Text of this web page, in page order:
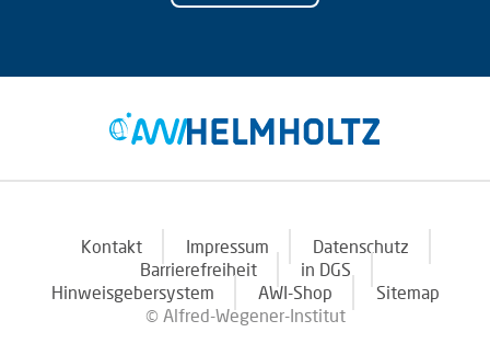
Kontakt Impressum
Datenschutz
Barrierefreiheit
in DGS
Hinweisgebersystem
AWI-Shop
Sitemap
© Alfred-Wegener-Institut